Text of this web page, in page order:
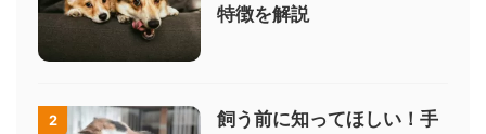
特徴を解説
2
飼う前に知ってほしい！手